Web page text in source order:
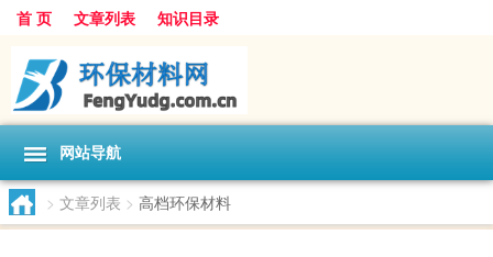
首 页 文章列表 知识目录
网站导航
> 文章列表 > 高档环保材料